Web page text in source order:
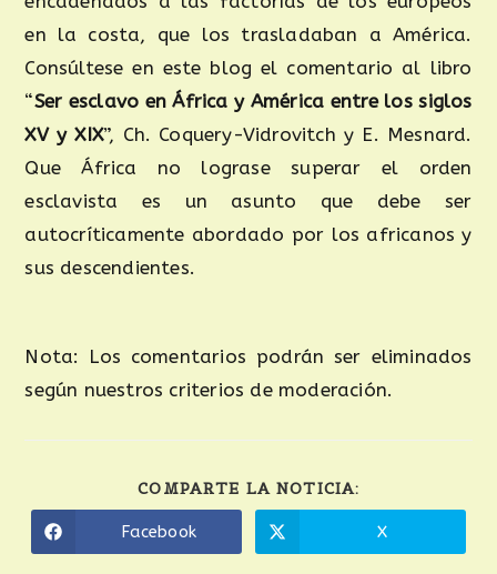
en la costa, que los trasladaban a América.
Consúltese en este blog el comentario al libro
“Ser esclavo en África y América entre los siglos
XV y XIX”, Ch. Coquery-Vidrovitch y E. Mesnard.
Que África no lograse superar el orden
esclavista es un asunto que debe ser
autocríticamente abordado por los africanos y
sus descendientes.
Nota: Los comentarios podrán ser eliminados
según nuestros criterios de moderación.
COMPARTE LA NOTICIA:
Facebook X